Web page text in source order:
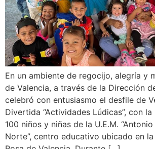
En un ambiente de regocijo, alegría y
de Valencia, a través de la Dirección
celebró con entusiasmo el desfile de
Divertida “Actividades Lúdicas”, con
100 niños y niñas de la U.E.M.
Norte”, centro educativo ubicado en